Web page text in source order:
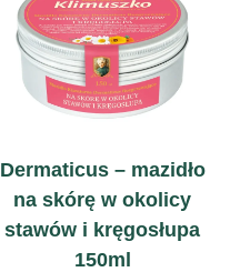
Dermaticus – mazidło
na skórę w okolicy
stawów i kręgosłupa
150ml